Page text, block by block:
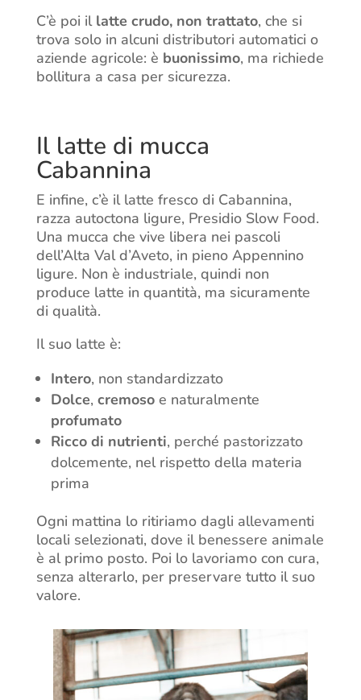
C’è poi il latte crudo, non trattato, che si
trova solo in alcuni distributori automatici o
aziende agricole: è buonissimo, ma richiede
bollitura a casa per sicurezza.
Il latte di mucca
Cabannina
E infine, c’è il latte fresco di Cabannina,
razza autoctona ligure, Presidio Slow Food.
Una mucca che vive libera nei pascoli
dell’Alta Val d’Aveto, in pieno Appennino
ligure. Non è industriale, quindi non
produce latte in quantità, ma sicuramente
di qualità.
Il suo latte è:
Intero, non standardizzato
Dolce, cremosoe naturalmente
profumato
Ricco di nutrienti, perché pastorizzato
dolcemente, nel rispetto della materia
prima
Ogni mattina lo ritiriamo dagli allevamenti
locali selezionati, dove il benessere animale
è al primo posto. Poi lo lavoriamo con cura,
senza alterarlo, per preservare tutto il suo
valore.